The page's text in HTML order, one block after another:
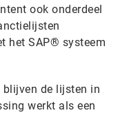
ook onderdeel
het SAP® systeem
blijven de lijsten in
werkt als een